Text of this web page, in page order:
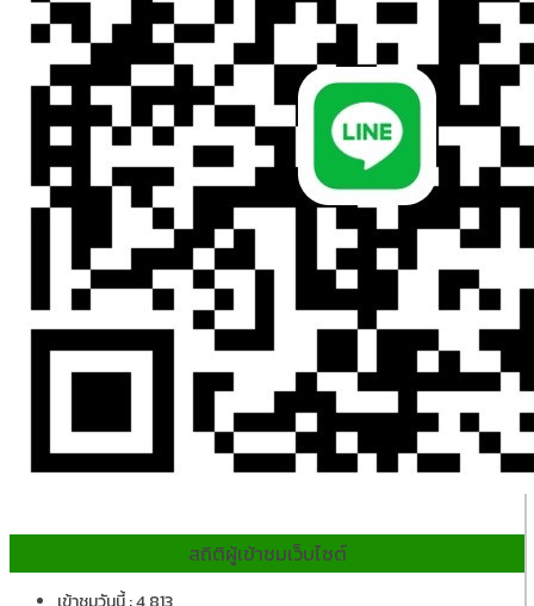
สถิติผู้เข้าชมเว็บไซต์